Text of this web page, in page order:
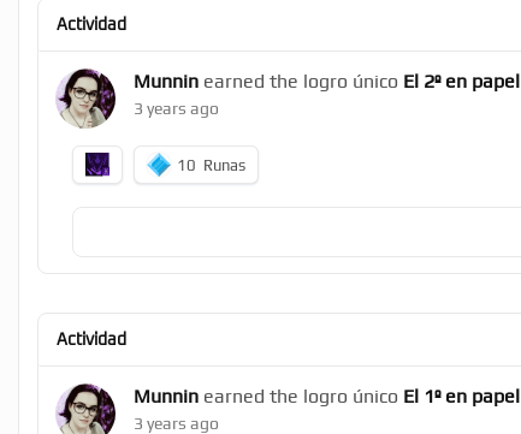
Actividad
Munnin earned the logro único El 2º en papel
3 years ago
10 Runas
Actividad
Munnin earned the logro único El 1º en papel
3 years ago